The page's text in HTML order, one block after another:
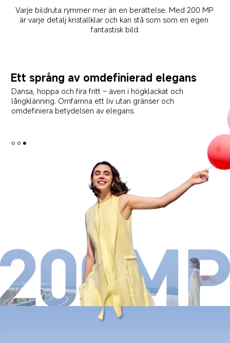
Varje bildruta rymmer mer än en berättelse. Med 200 MP
är varje detalj kristallklar och kan stå som som en egen
fantastisk bild.
Överskrid gränserna
Våga drömma stort och experimentera djärvt! Se
flygplanet stiga och nå nya gränser vid varje flygning.